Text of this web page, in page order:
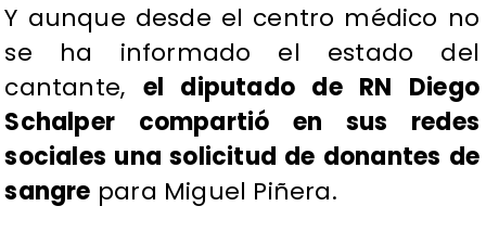
Y aunque desde el centro médico no
se ha informado el estado del
cantante, el diputado de RN Diego
Schalper compartió en sus redes
sociales una solicitud de donantes de
sangre para Miguel Piñera.